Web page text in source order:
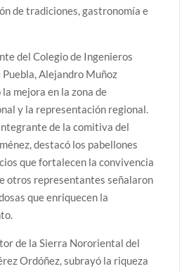
de tradiciones, gastronomía e
del Colegio de Ingenieros
Alejandro Muñoz
mejora en la zona de
y la representación regional.
de la comitiva del
destacó los pabellones
que fortalecen la convivencia
otros representantes señalaron
que enriquecen la
de la Sierra Nororiental del
Ordóñez, subrayó la riqueza